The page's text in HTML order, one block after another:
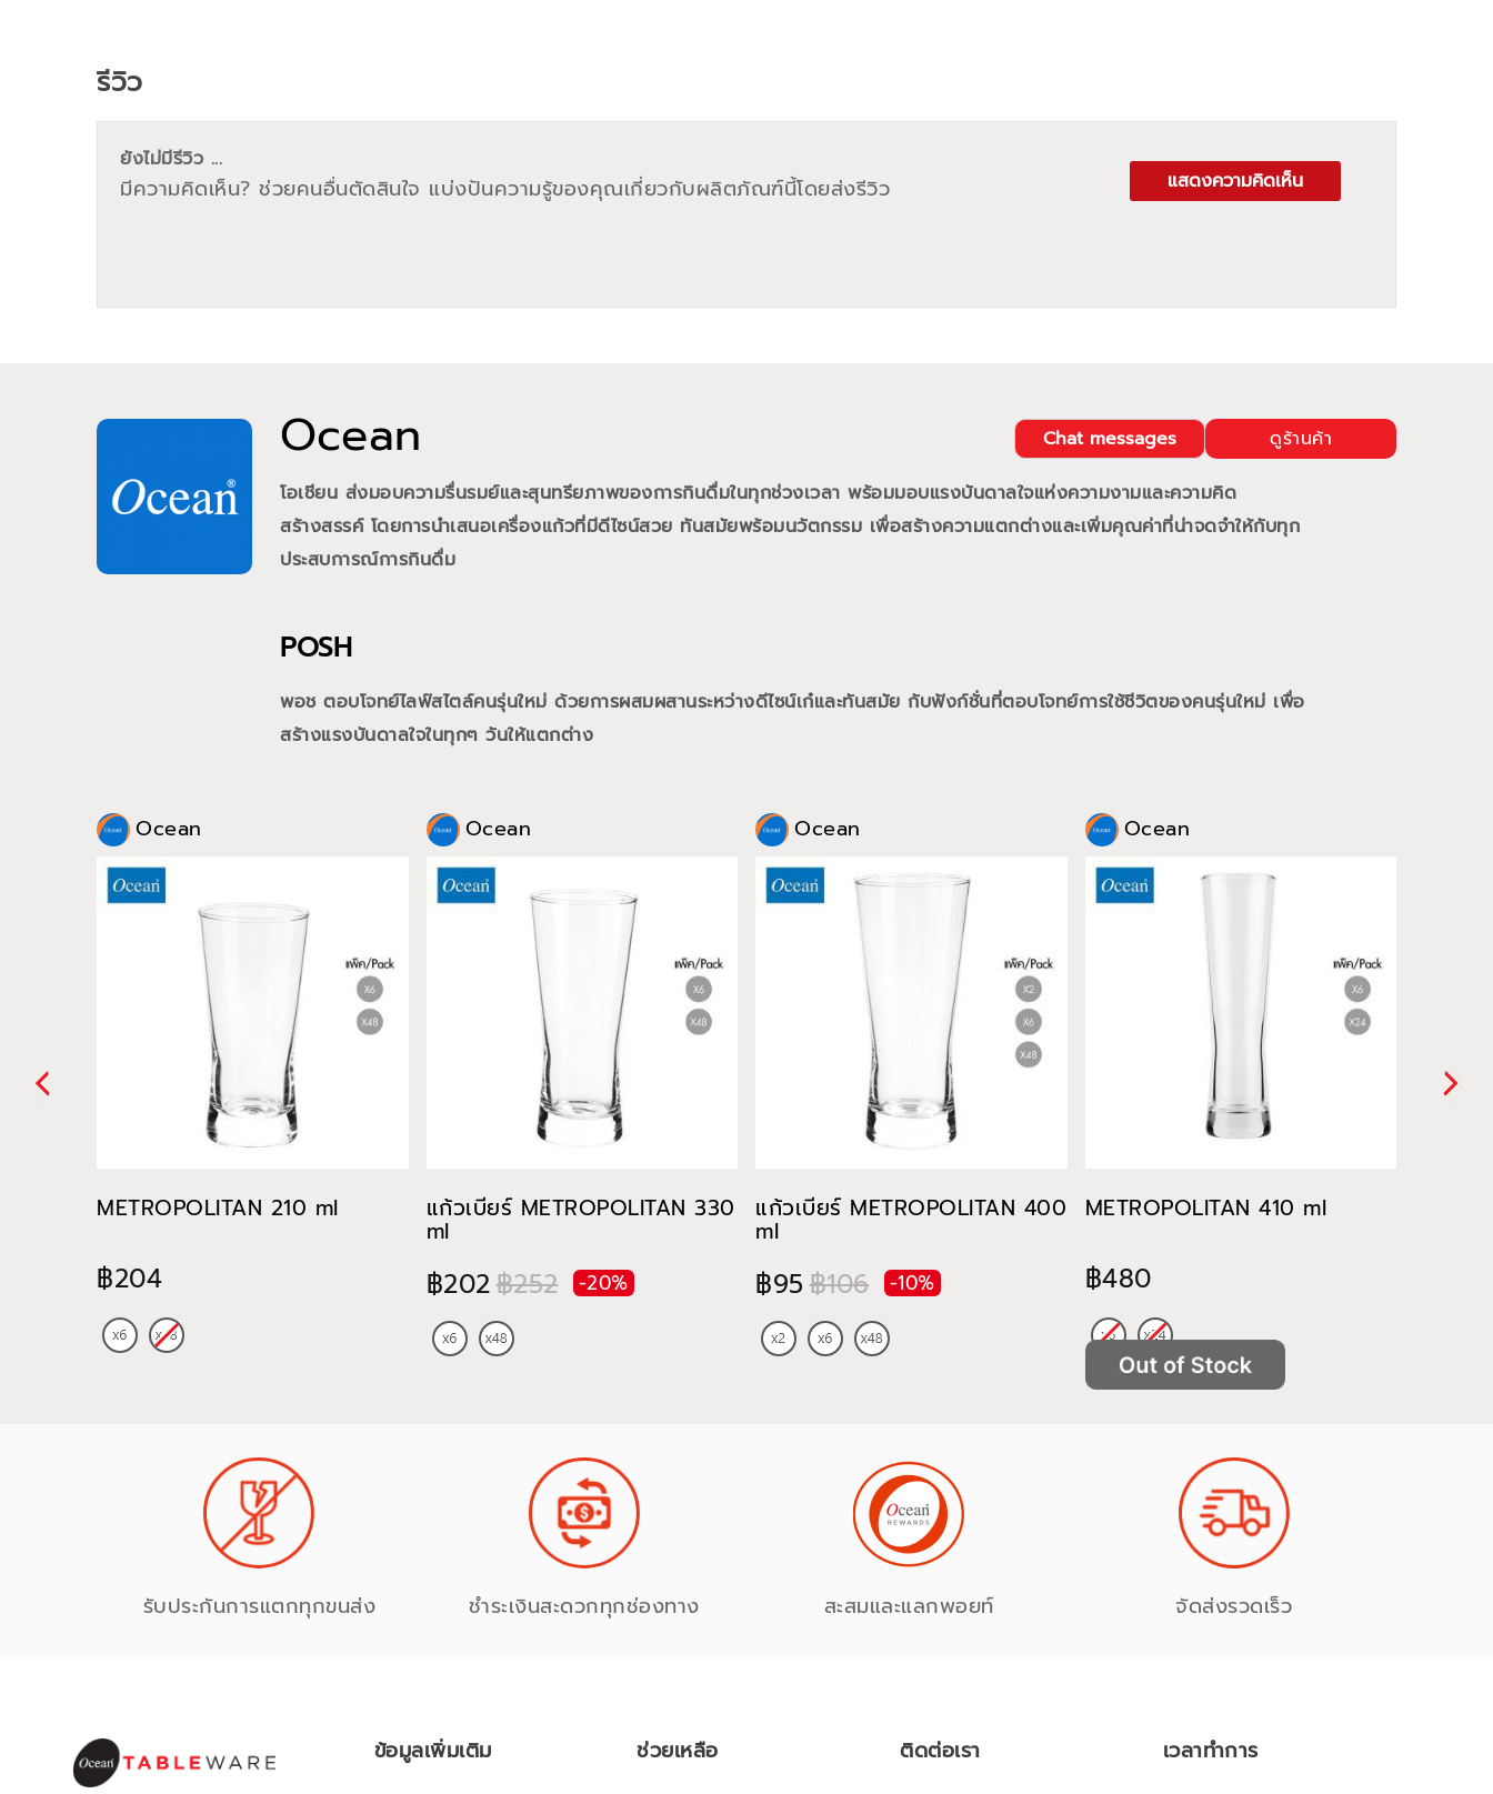
Ocean ดูร้านค้า
Chat messages
โอเชียน ส่งมอบความรื่นรมย์และสุนทรียภาพของการกินดื่มในทุกช่วงเวลา พร้อมมอบแรงบันดาลใจแห่งความงามและความคิด
สร้างสรรค์ โดยการนำเสนอเครื่องแก้วที่มีดีไซน์สวย ทันสมัยพร้อมนวัตกรรม เพื่อสร้างความแตกต่างและเพิ่มคุณค่าที่น่าจดจำให้กับทุก
ประสบการณ์การกินดื่ม
POSH
พอช ตอบโจทย์ไลฟ์สไตล์คนรุ่นใหม่ ด้วยการผสมผสานระหว่างดีไซน์เก๋และทันสมัย กับฟังก์ชั่นที่ตอบโจทย์การใช้ชีวิตของคนรุ่นใหม่ เพื่อ
สร้างแรงบันดาลใจในทุกๆ วันให้แตกต่าง
Ocean
METROPOLITAN 210 ml
฿204
Ocean
แก้วเบียร์ METROPOLITAN 330
ml
฿202฿252 -20%
Ocean
แก้วเบียร์ METROPOLITAN 400
ml
฿95฿106 -10%
Ocean
METROPOLITAN 410 ml
฿480
รีวิว
ยังไม่มีรีวิว ...
มีความคิดเห็น? ช่วยคนอื่นตัดสินใจ แบ่งปันความรู้ของคุณเกี่ยวกับผลิตภัณฑ์นี้โดยส่งรีวิว แสดงความคิดเห็น
รับประกันการแตกทุกขนส่ง ชำระเงินสะดวกทุกช่องทาง สะสมและแลกพอยท์ จัดส่งรวดเร็ว
ข้อมูลเพิ่มเติม ช่วยเหลือ ติดต่อเรา เวลาทำการ